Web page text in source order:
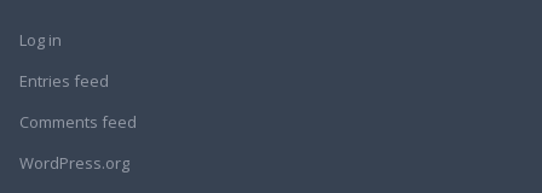
Log in
Entries feed
Comments feed
WordPress.org